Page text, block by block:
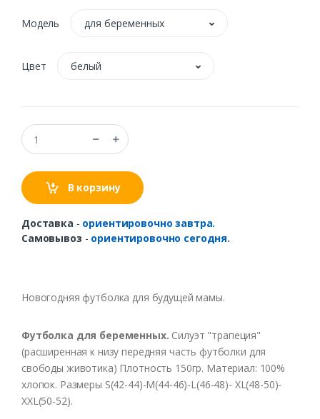
Модель для беременных
Цвет белый
В корзину
Доставка - ориентировочно завтра.
Самовывоз - ориентировочно сегодня.
Новогодняя футболка для будущей мамы.
Футболка для беременных. Силуэт "трапеция"
(расширенная к низу передняя часть футболки для
свободы животика) Плотность 150гр. Материал: 100%
хлопок. Размеры S(42-44)-M(44-46)-L(46-48)- XL(48-50)-
XXL(50-52).